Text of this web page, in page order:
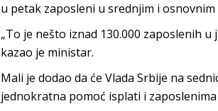
u petak zaposleni u srednjim i osnovnim
„To je nešto iznad 130.000 zaposlenih
kazao je ministar.
Mali je dodao da će Vlada Srbije na
jednokratna pomoć isplati i